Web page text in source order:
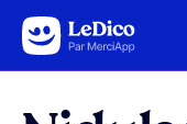
Aller au contenu